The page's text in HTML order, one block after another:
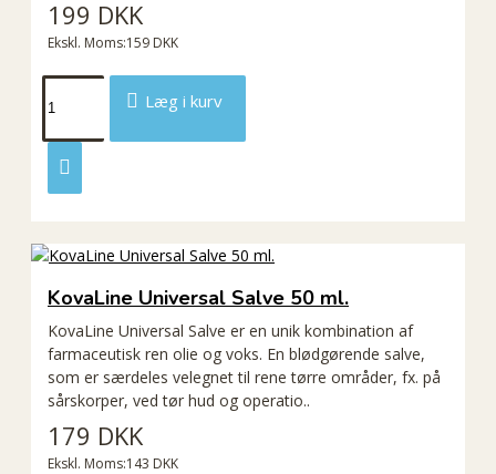
199 DKK
Ekskl. Moms:159 DKK
Læg i kurv
KovaLine Universal Salve 50 ml.
KovaLine Universal Salve er en unik kombination af
farmaceutisk ren olie og voks. En blødgørende salve,
som er særdeles velegnet til rene tørre områder, fx. på
sårskorper, ved tør hud og operatio..
179 DKK
Ekskl. Moms:143 DKK